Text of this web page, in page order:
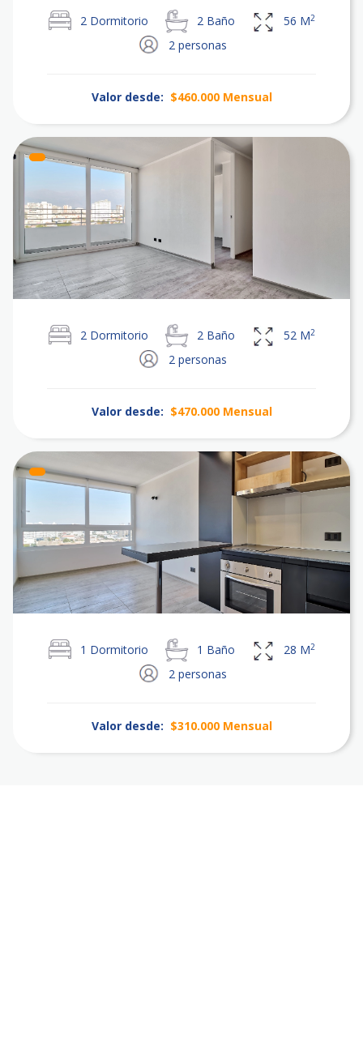
2 Dormitorio 2 Baño 56 M2
2 personas
Valor desde: $460.000 Mensual
2 Dormitorio 2 Baño 52 M2
2 personas
Valor desde: $470.000 Mensual
1 Dormitorio 1 Baño 28 M2
2 personas
Valor desde: $310.000 Mensual